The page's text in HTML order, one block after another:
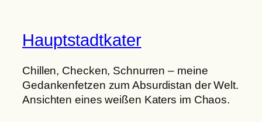
Hauptstadtkater
Chillen, Checken, Schnurren – meine
Gedankenfetzen zum Absurdistan der Welt.
Ansichten eines weißen Katers im Chaos.